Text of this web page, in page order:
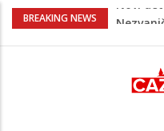
BREAKING NEWS
Na
Na
Evo
protiv